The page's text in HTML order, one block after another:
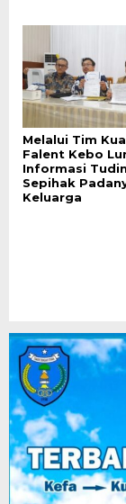
Melalui Tim
Falent Kebo
Informasi
Sepihak
Keluarga